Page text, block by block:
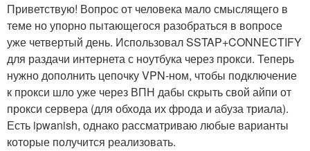
Приветствую! Вопрос от человека мало смыслящего в
теме но упорно пытающегося разобраться в вопросе
уже четвертый день. Использовал SSTAP+CONNECTIFY
для раздачи интернета с ноутбука через прокси. Теперь
нужно дополнить цепочку VPN-ном, чтобы подключение
к прокси шло уже через ВПН дабы скрыть свой айпи от
прокси сервера (для обхода их фрода и абуза триала).
Есть ipwanish, однако рассматриваю любые варианты
которые получится реализовать.